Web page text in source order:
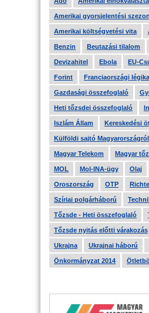
Amerikai gyorsjelentési szezon
Amerikai költségvetési vita
Benzin Beutazási tilalom
Devizahitel Ebola EU-
Forint Franciaországi
Gazdasági összefoglaló
Heti tőzsdei összefoglaló
Iszlám Állam Kereskedési
Külföldi sajtó Magyarországról
Magyar Telekom Magyar
MOL Mol-INA-ügy Olaj
Oroszország OTP
Szíriai polgárháború
Tőzsde - Heti összefoglaló
Tőzsde nyitás előtti várakozás
Ukrajna Ukrajnai háború
Önkormányzat 2014